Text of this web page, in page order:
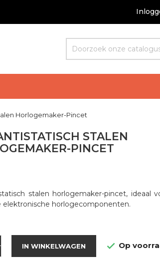
Horlogemaker-Pincet
STALEN
PINCET
stalen horlogemaker-pincet, ideaal
elektronische horlogecomponenten.
IN WINKELWAGEN  Op